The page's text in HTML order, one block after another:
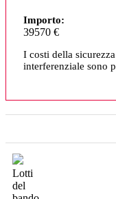
Importo:
39570 €
I costi della
interferenziale sono
Lotti
del